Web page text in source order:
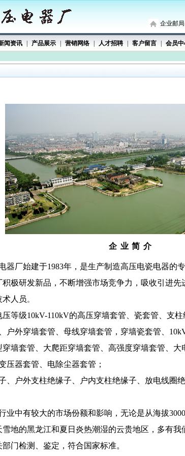
企业邮局
闻资讯 产品展示 营销网络 人才招聘 客户留言 会员中
企业简介
器厂始建于1983年，是生产制造高压电瓷电器的
极研发新品，不断增强市场竞争力，吸收引进先
术人员。
压等级10kV-110kV的高压穿墙套管、瓷套管、支
户外穿墙套管、母线穿墙套管，穿墙瓷套管、
墙套管、大爬距穿墙套管、高强度穿墙套管、大
压器套管、电除尘器套管；
、户外支柱绝缘子、户内支柱绝缘子、放电线圈
业中有较大的市场份额和影响，无论是从海拔3000
雪地的黑龙江和夏日炎热潮湿的云贵地区，多有我
门检测、鉴定，符合国家标准。